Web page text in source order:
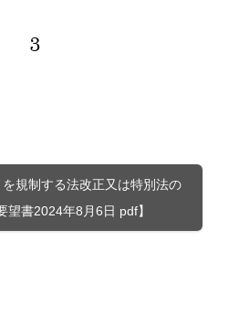
を規制する法改正又は特別法の
望書2024年8月6日 pdf】